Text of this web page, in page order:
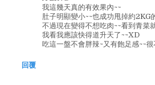
我這幾天真的有效果內~~
肚子明顯變小~~也成功甩掉約2KG
不過現在變得不想吃肉~~看到青菜
我看我應該快得道升天了~~XD
吃這一盤不會胖辣~又有飽足感~~很
回覆